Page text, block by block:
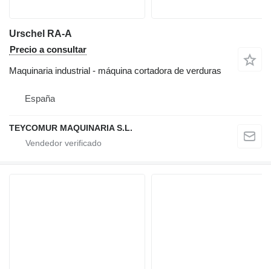
Urschel RA-A
Precio a consultar
Maquinaria industrial - máquina cortadora de verduras
España
TEYCOMUR MAQUINARIA S.L.